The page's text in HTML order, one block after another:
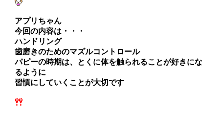
アプリちゃん
今回の内容は・・・
ハンドリング
歯磨きのためのマズルコントロール
パピーの時期は、とくに体を触られることが好きにな
るように
習慣にしていくことが大切です